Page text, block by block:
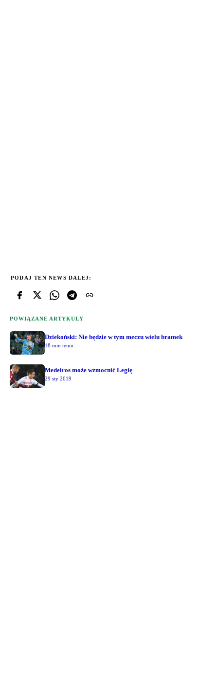
PODAJ TEN NEWS DALEJ:
POWIĄZANE ARTYKUŁY
Dziekoński: Nie będzie w tym meczu wielu bramek
18 min temu
Medeiros może wzmocnić Legię
29 sty 2019